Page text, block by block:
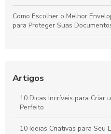
Como Escolher o Melhor
para Proteger Suas
Envelope pequeno preço
Envelopes Personalizado para
Como escolher o melhor
Artigos
10 Dicas Incríveis para Criar
Perfeito
10 Ideias Criativas para Seu